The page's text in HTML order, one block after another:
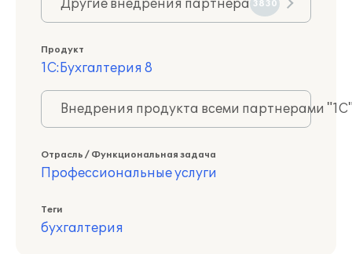
Другие внедрения партнера 3830
Продукт
1С:Бухгалтерия 8
Внедрения продукта всеми партнерами
Отрасль / Функциональная задача
Профессиональные услуги
Теги
бухгалтерия